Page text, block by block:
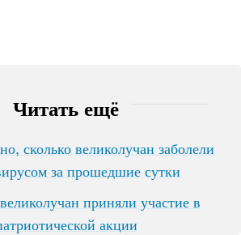
Читать ещё
сколько великолучан заболели
за прошедшие сутки
приняли участие в
акции